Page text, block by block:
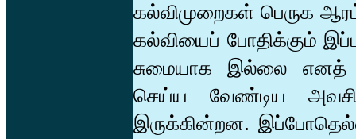
கல்விமுறைகள் பெருக
கல்வியைப் போதிக்கும்
சுமையாக இல்லை எனத்
செய்ய வேண்டிய
இருக்கின்றன.